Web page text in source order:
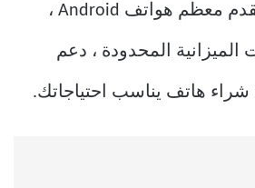
التخزين الداخلي. تقدم معظم هواتف Android ،
المحدودة ، دعم